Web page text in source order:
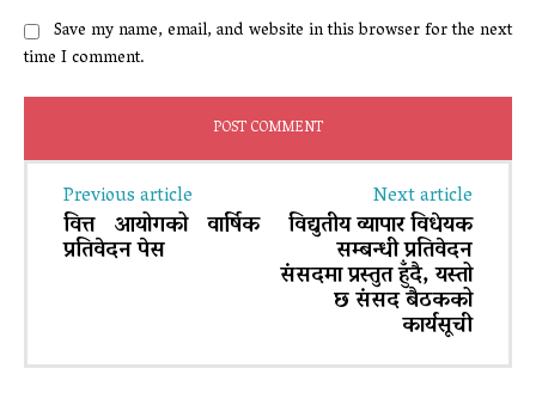
Save my name, email, and website in this browser for the next
time I comment.
Previous article
वित्त आयोगको वार्षिक
प्रतिवेदन पेस
Next article
विद्युतीय व्यापार विधेयक
सम्बन्धी प्रतिवेदन
संसदमा प्रस्तुत हुँदै, यस्तो
छ संसद बैठकको
कार्यसूची